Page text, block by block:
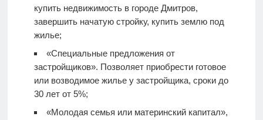
купить недвижимость в городе Дмитров,
завершить начатую стройку, купить землю под
жилье;
«Специальные предложения от
застройщиков». Позволяет приобрести готовое
или возводимое жилье у застройщика, сроки до
30 лет от 5%;
«Молодая семья или материнский капитал»,